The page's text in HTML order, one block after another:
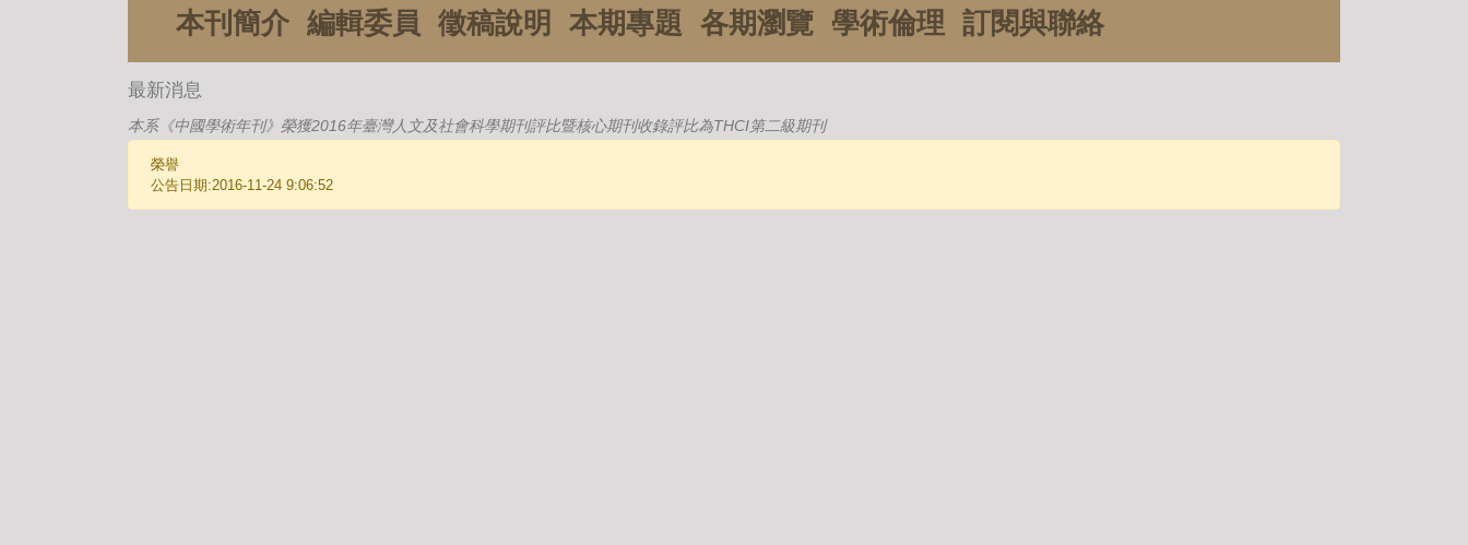
本刊簡介 編輯委員 徵稿說明 本期專題 各期瀏覽 學術倫理 訂閱與聯絡
最新消息
本系《中國學術年刊》榮獲2016年臺灣人文及社會科學期刊評比暨核心期刊收錄評比為THCI第二級期刊
榮譽
公告日期:2016-11-24 9:06:52